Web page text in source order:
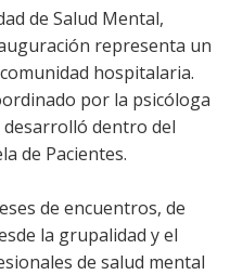
de Salud Mental,
representa un
hospitalaria.
por la psicóloga
desarrolló dentro del
de Pacientes.
de encuentros, de
la grupalidad y el
de salud mental